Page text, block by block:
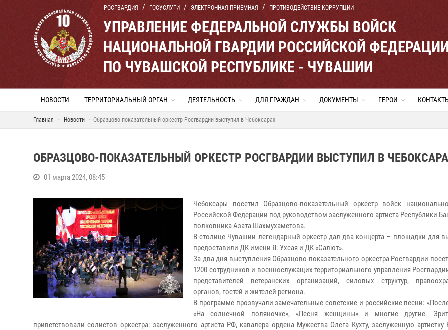
РОСГВАРДИЯ ГОСУСЛУГИ ЭЛЕКТРОННАЯ ПРИЕМНАЯ ПРОТИВОДЕЙСТВИЕ КОРРУПЦИИ
УПРАВЛЕНИЕ ФЕДЕРАЛЬНОЙ СЛУЖБЫ ВОЙСК
НАЦИОНАЛЬНОЙ ГВАРДИИ РОССИЙСКОЙ
ПО ЧУВАШСКОЙ РЕСПУБЛИКЕ - ЧУВАШИИ
НОВОСТИ ТЕРРИТОРИАЛЬНЫЙ ОРГАН ДЕЯТЕЛЬНОСТЬ ДЛЯ ГРАЖДАН ДОКУМЕНТЫ ГЕРОИ
Главная Новости Образцово-показательный оркестр Росгвардии выступил в Чебоксарах
ОБРАЗЦОВО-ПОКАЗАТЕЛЬНЫЙ ОРКЕСТР РОСГВАРДИИ ВЫСТУПИЛ В
01 марта 2024, 08:45
Чебоксары посетил Образцово-показательный оркестр войск
Российской Федерации под руководством заслуженного артиста Республики
полковника Азата Шахмухаметова.
В столице Чувашии легендарный оркестр дал два концерта – площадки для
предоставили ДК имени Я. Ухсая и ДК «Салют».
За два дня выступления Образцово-показательного оркестра Росгвардии
1200 сотрудников и военнослужащих территориального управления
представителей ветеранских организаций, силовых структур,
органов, гостей и жителей региона.
В программе прозвучали замечательные советские и российские песни:
«На солнечной поляночке», «Песня женщины» и многие другие.
приветствовали солистов оркестра: заслуженного артиста РФ, кавалера ордена Мужества Олега Кухту, заслуженную артистку